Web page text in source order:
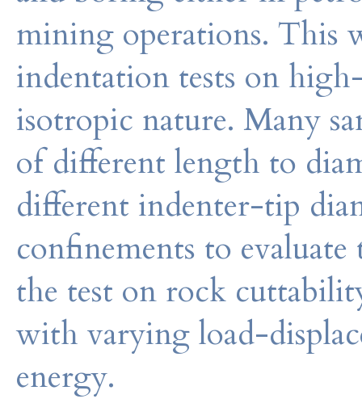
mining operations. This
indentation tests on
isotropic nature. Many
of different length to
different indenter-tip
confinements to
the test on rock
with varying load-
energy.